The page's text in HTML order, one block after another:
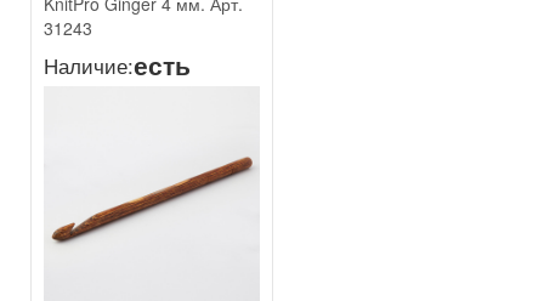
31243
Наличие:есть